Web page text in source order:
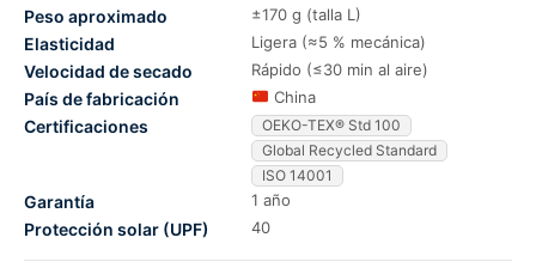
Peso aproximado ±170 g (talla L)
Elasticidad Ligera (≈5 % mecánica)
Velocidad de secado Rápido (≤30 min al aire)
País de fabricación China
Certificaciones
OEKO-TEX® Std 100
Global Recycled Standard
ISO 14001
Garantía 1 año
Protección solar (UPF) 40